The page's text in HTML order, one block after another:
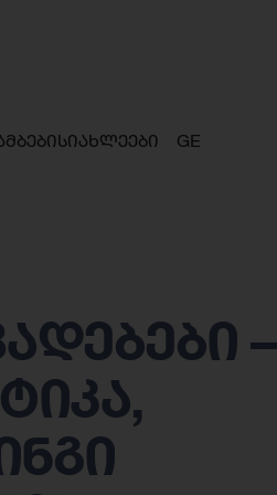
სიახლეები GE
–